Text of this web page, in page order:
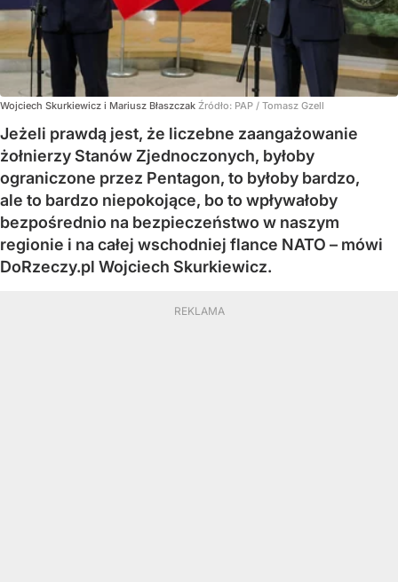
Wojciech Skurkiewicz i Mariusz Błaszczak Źródło: PAP / Tomasz Gzell
Jeżeli prawdą jest, że liczebne zaangażowanie
żołnierzy Stanów Zjednoczonych, byłoby
ograniczone przez Pentagon, to byłoby bardzo,
ale to bardzo niepokojące, bo to wpływałoby
bezpośrednio na bezpieczeństwo w naszym
regionie i na całej wschodniej flance NATO – mówi
DoRzeczy.pl Wojciech Skurkiewicz.